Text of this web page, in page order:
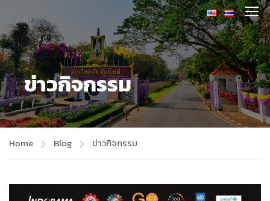
ข่าวกิจกรรม
Home Blog ข่าวกิจกรรม